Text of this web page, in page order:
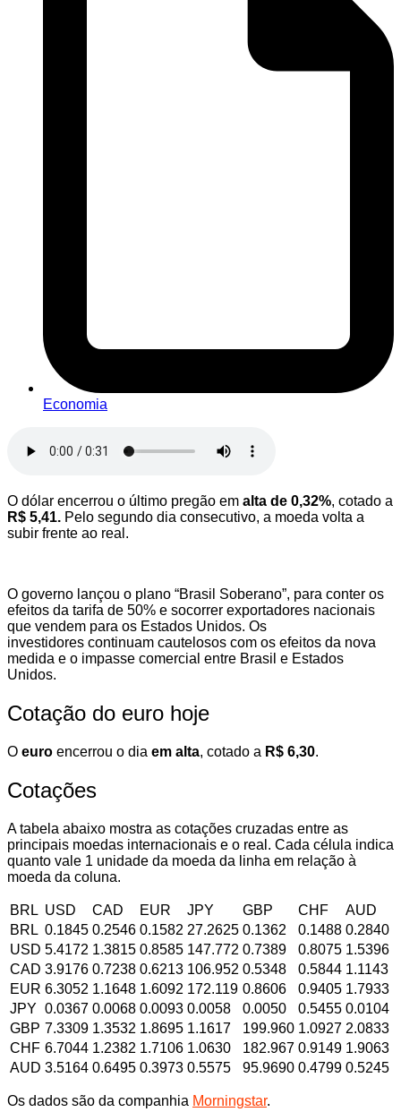
Economia
O dólar encerrou o último pregão em alta de 0,32%, cotado a
R$ 5,41. Pelo segundo dia consecutivo, a moeda volta a
subir frente ao real.
O governo lançou o plano “Brasil Soberano”, para conter os
efeitos da tarifa de 50% e socorrer exportadores nacionais
que vendem para os Estados Unidos. Os
investidores continuam cautelosos com os efeitos da nova
medida e o impasse comercial entre Brasil e Estados
Unidos.
Cotação do euro hoje
O euro encerrou o dia em alta, cotado a R$ 6,30.
Cotações
A tabela abaixo mostra as cotações cruzadas entre as
principais moedas internacionais e o real. Cada célula indica
quanto vale 1 unidade da moeda da linha em relação à
moeda da coluna.
BRL USD CAD EUR JPY GBP CHF
AUD
BRL 0.1845 0.2546 0.1582 27.2625 0.1362 0.1488 0.2840
USD 5.4172 1.3815 0.8585 147.772 0.7389 0.8075 1.5396
CAD 3.9176 0.7238 0.6213 106.952 0.5348 0.5844 1.1143
EUR 6.3052 1.1648 1.6092 172.119 0.8606 0.9405 1.7933
JPY 0.0367 0.0068 0.0093 0.0058 0.0050 0.5455 0.0104
GBP 7.3309 1.3532 1.8695 1.1617 199.960 1.0927 2.0833
CHF 6.7044 1.2382 1.7106 1.0630 182.967 0.9149 1.9063
AUD 3.5164 0.6495 0.3973 0.5575 95.9690 0.4799 0.5245
Os dados são da companhia Morningstar.